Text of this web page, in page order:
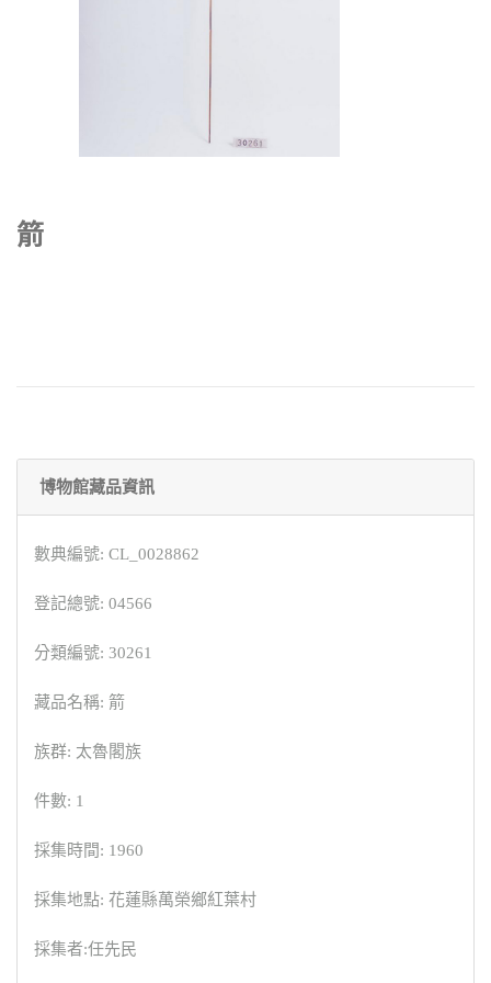
箭
博物館藏品資訊
數典編號: CL_0028862
登記總號: 04566
分類編號: 30261
藏品名稱: 箭
族群: 太魯閣族
件數: 1
採集時間: 1960
採集地點: 花蓮縣萬榮鄉紅葉村
採集者:任先民